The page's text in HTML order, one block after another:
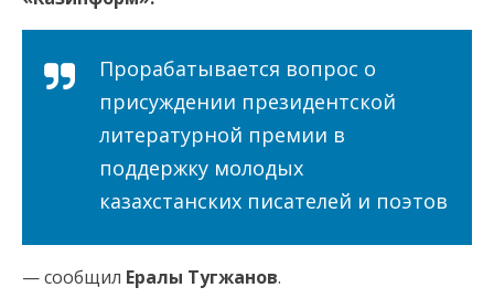
Прорабатывается вопрос о
присуждении президентской
литературной премии в
поддержку молодых
казахстанских писателей и поэтов
— сообщил Ералы Тугжанов.